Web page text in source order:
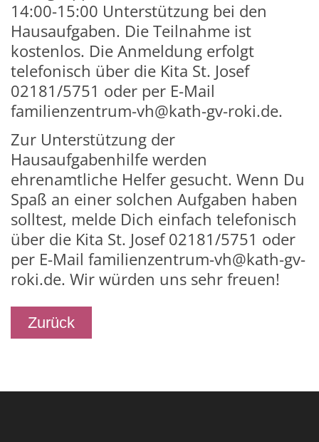
14:00-15:00 Unterstützung bei den
Hausaufgaben. Die Teilnahme ist
kostenlos. Die Anmeldung erfolgt
telefonisch über die Kita St. Josef
02181/5751 oder per E-Mail
familienzentrum-vh@kath-gv-roki.de.
Zur Unterstützung der
Hausaufgabenhilfe werden
ehrenamtliche Helfer gesucht. Wenn Du
Spaß an einer solchen Aufgaben haben
solltest, melde Dich einfach telefonisch
über die Kita St. Josef 02181/5751 oder
per E-Mail familienzentrum-vh@kath-gv-
roki.de. Wir würden uns sehr freuen!
Zurück